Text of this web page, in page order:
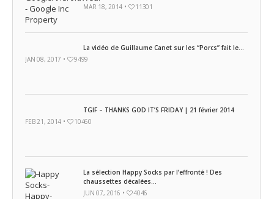
MAR 18, 2014 •
11301
La vidéo de Guillaume Canet sur les “Porcs” fait le...
JAN 08, 2017 •
9499
TGIF – THANKS GOD IT’S FRIDAY | 21 février 2014
FEB 21, 2014 •
10460
La sélection Happy Socks par l’effronté ! Des
chaussettes décalées...
JUN 07, 2016 •
4046